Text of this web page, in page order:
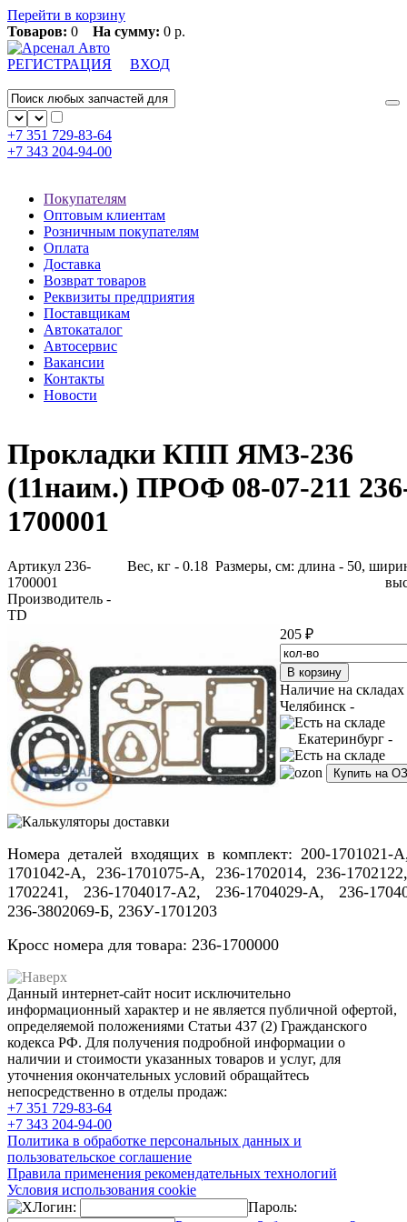
Перейти в корзину
Товаров: 0 На сумму: 0 р.
РЕГИСТРАЦИЯ ВХОД
+7 351 729-83-64
+7 343 204-94-00
Покупателям
Оптовым клиентам
Розничным покупателям
Оплата
Доставка
Возврат товаров
Реквизиты предприятия
Поставщикам
Автокаталог
Автосервис
Вакансии
Контакты
Новости
Прокладки КПП ЯМЗ-236
(11наим.) ПРОФ 08-07-211
1700001
Артикул 236-
1700001
Производитель -
TD
Вес, кг - 0.18 Размеры, см: длина - 50,
205 ₽
Наличие на складах
Челябинск -
Екатеринбург -
Купить на
Номера деталей входящих в комплект: 200-1701021-
1701042-А, 236-1701075-А, 236-1702014, 236-
1702241, 236-1704017-А2, 236-1704029-А, 236-
236-3802069-Б, 236У-1701203
Кросс номера для товара: 236-1700000
Данный интернет-сайт носит исключительно
информационный характер и не является публичной офертой,
определяемой положениями Статьи 437 (2) Гражданского
кодекса РФ. Для получения подробной информации о
наличии и стоимости указанных товаров и услуг, для
уточнения окончательных условий обращайтесь
непосредственно в отделы продаж:
+7 351 729-83-64
+7 343 204-94-00
Политика в обработке персональных данных и
пользовательское соглашение
Правила применения рекомендательных технологий
Условия использования cookie
Логин:
Пароль: